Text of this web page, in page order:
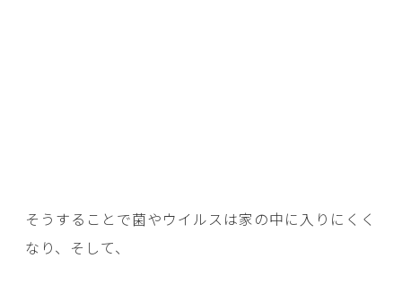
そうすることで菌やウイルスは家の中に入りにくく
なり、そして、